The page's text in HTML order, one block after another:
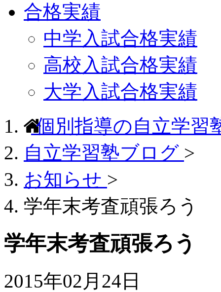
合格実績
中学入試合格実績
高校入試合格実績
大学入試合格実績
個別指導の自立学習
自立学習塾ブログ >
お知らせ >
学年末考査頑張ろう
学年末考査頑張ろう
2015年02月24日